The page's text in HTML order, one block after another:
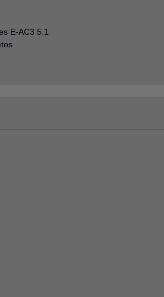
E-AC3 5.1